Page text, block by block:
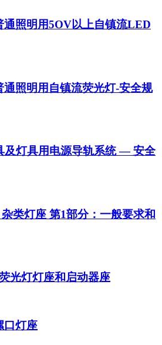
通照明用5OV以上自镇流LED
通照明用自镇流荧光灯-安全规
及灯具用电源导轨系统 — 安全
类灯座 第1部分：一般要求和
光灯灯座和启动器座
口灯座